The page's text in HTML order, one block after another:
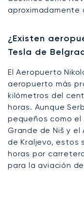
aproximadamente
¿Existen
Tesla de
El Aeropuerto
aeropuerto más
kilómetros del
horas. Aunque
pequeños como
Grande de Niš y
de Kraljevo, estos
horas por
para la aviación